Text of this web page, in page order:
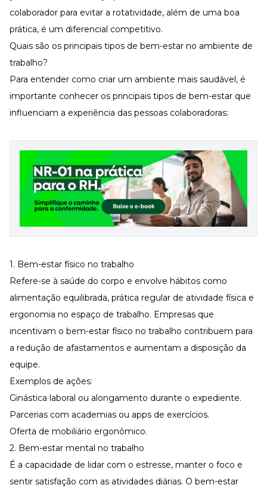
colaborador para evitar a rotatividade, além de uma boa
prática, é um diferencial competitivo.
Quais são os principais tipos de bem-estar no ambiente de
trabalho?
Para entender como criar um ambiente mais saudável, é
importante conhecer os principais tipos de bem-estar que
influenciam a experiência das pessoas colaboradoras:
1. Bem-estar físico no trabalho
Refere-se à saúde do corpo e envolve hábitos como
alimentação equilibrada, prática regular de atividade física e
ergonomia no espaço de trabalho. Empresas que
incentivam o bem-estar físico no trabalho contribuem para
a redução de afastamentos e aumentam a disposição da
equipe.
Exemplos de ações:
Ginástica laboral ou alongamento durante o expediente.
Parcerias com academias ou apps de exercícios.
Oferta de mobiliário ergonômico.
2. Bem-estar mental no trabalho
É a capacidade de lidar com o estresse, manter o foco e
sentir satisfação com as atividades diárias. O bem-estar